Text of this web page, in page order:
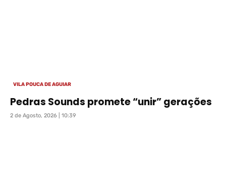
VILA POUCA DE AGUIAR
Pedras Sounds promete “unir” gerações
2 de Agosto, 2026 | 10:39